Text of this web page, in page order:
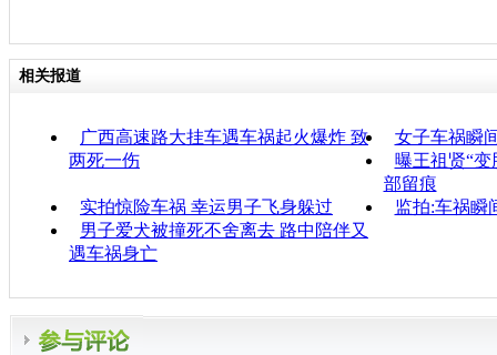
相关报道
广西高速路大挂车遇车祸起火爆炸 致
两死一伤
女子车祸瞬
曝王祖贤“变
部留痕
实拍惊险车祸 幸运男子飞身躲过
监拍:车祸瞬
男子爱犬被撞死不舍离去 路中陪伴又
遇车祸身亡